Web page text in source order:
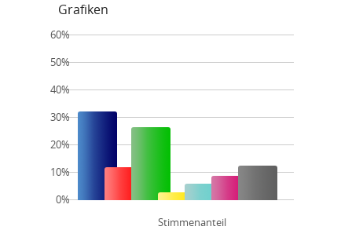
Grafiken
Stimmenanteil
60%
50%
40%
30%
20%
10%
0%